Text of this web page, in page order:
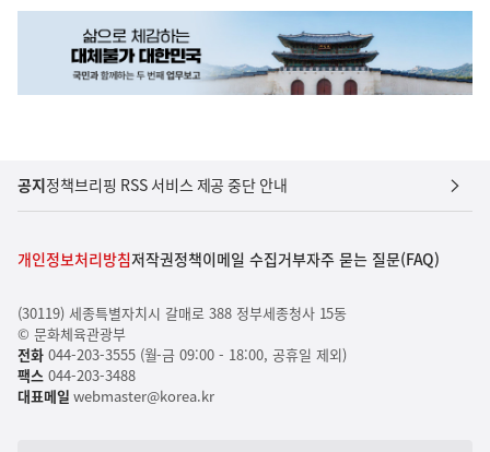
공지정책브리핑 RSS 서비스 제공 중단 안내
개인정보처리방침저작권정책이메일 수집거부자주 묻는 질문(FAQ)
(30119) 세종특별자치시 갈매로 388 정부세종청사 15동
© 문화체육관광부
전화044-203-3555 (월-금 09:00 - 18:00, 공휴일 제외)
팩스 044-203-3488
대표메일 webmaster@korea.kr